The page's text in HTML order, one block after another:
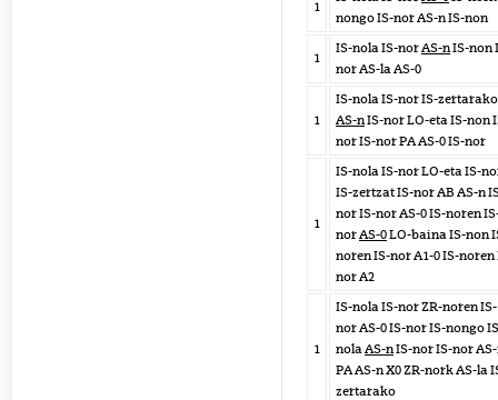
1
nongo IS-nor AS-n IS-non
1
IS-nola IS-norAS-nIS-non
nor AS-la AS-0
1
IS-nola IS-nor IS-zertarako
AS-nIS-nor LO-eta IS-non
nor IS-nor PA AS-0 IS-nor
1
IS-nola IS-nor LO-eta IS-
IS-zertzat IS-nor AB AS-n
nor IS-nor AS-0 IS-noren
norAS-0LO-baina IS-non
noren IS-nor A1-0 IS-noren
nor A2
1
IS-nola IS-nor ZR-noren IS-
nor AS-0 IS-nor IS-nongo
nolaAS-nIS-nor IS-nor
PA AS-n X0 ZR-nork AS-la
zertarako